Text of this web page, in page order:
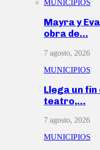
MUNICIPIOS
Mayra y
obra de…
7 agosto, 2026
MUNICIPIOS
Llega un fin
teatro,…
7 agosto, 2026
MUNICIPIOS